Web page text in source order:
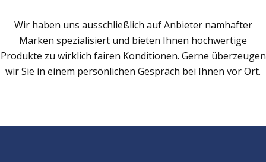
Wir haben uns ausschließlich auf Anbieter namhafter
Marken spezialisiert und bieten Ihnen hochwertige
Produkte zu wirklich fairen Konditionen. Gerne überzeugen
wir Sie in einem persönlichen Gespräch bei Ihnen vor Ort.